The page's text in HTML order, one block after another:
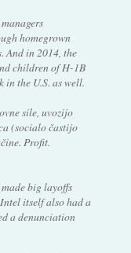
homegrown
And in 2014, the
children of H-1B
the U.S. as well.
sile, uvozijo
(socialo častijo
Profit.
big layoffs
itself also had a
a denunciation